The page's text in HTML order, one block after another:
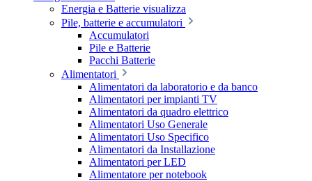
Energia e Batterie visualizza
Pile, batterie e accumulatori
Accumulatori
Pile e Batterie
Pacchi Batterie
Alimentatori
Alimentatori da laboratorio e da banco
Alimentatori per impianti TV
Alimentatori da quadro elettrico
Alimentatori Uso Generale
Alimentatori Uso Specifico
Alimentatori da Installazione
Alimentatori per LED
Alimentatore per notebook